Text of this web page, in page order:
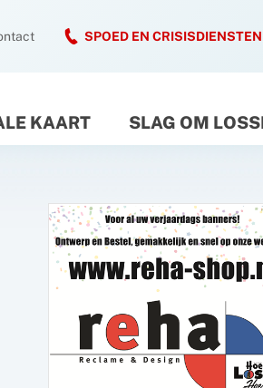
SPOED EN CRISISDIENSTEN
KAART SLAG OM